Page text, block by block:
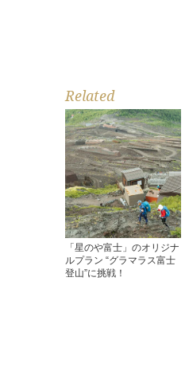
Related
「星のや富士」のオリジナ
ルプラン “グラマラス富士
登山”に挑戦！